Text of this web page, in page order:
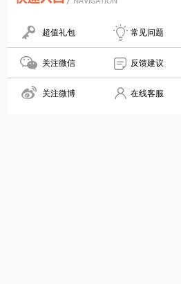
超值礼包 常见问题
关注微信 反馈建议
关注微博 在线客服